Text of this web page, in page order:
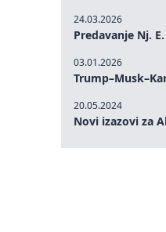
24.03.2026
03.01.2026
20.05.2024
Novi izazovi za